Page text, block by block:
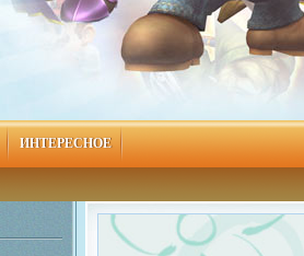
ИНТЕРЕСНОЕ